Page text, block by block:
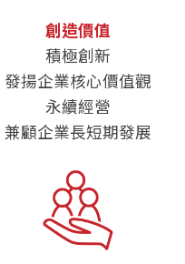
創造價值
積極創新
發揚企業核心價值觀
永續經營
兼顧企業長短期發展